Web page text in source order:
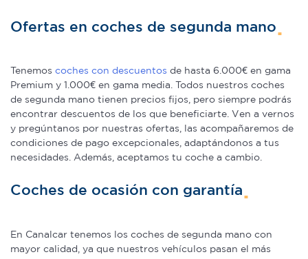
Ofertas en coches de segunda mano
Tenemos coches con descuentos de hasta 6.000€ en gama
Premium y 1.000€ en gama media. Todos nuestros coches
de segunda mano tienen precios fijos, pero siempre podrás
encontrar descuentos de los que beneficiarte. Ven a vernos
y pregúntanos por nuestras ofertas, las acompañaremos de
condiciones de pago excepcionales, adaptándonos a tus
necesidades. Además, aceptamos tu coche a cambio.
Coches de ocasión con garantía
En Canalcar tenemos los coches de segunda mano con
mayor calidad, ya que nuestros vehículos pasan el más